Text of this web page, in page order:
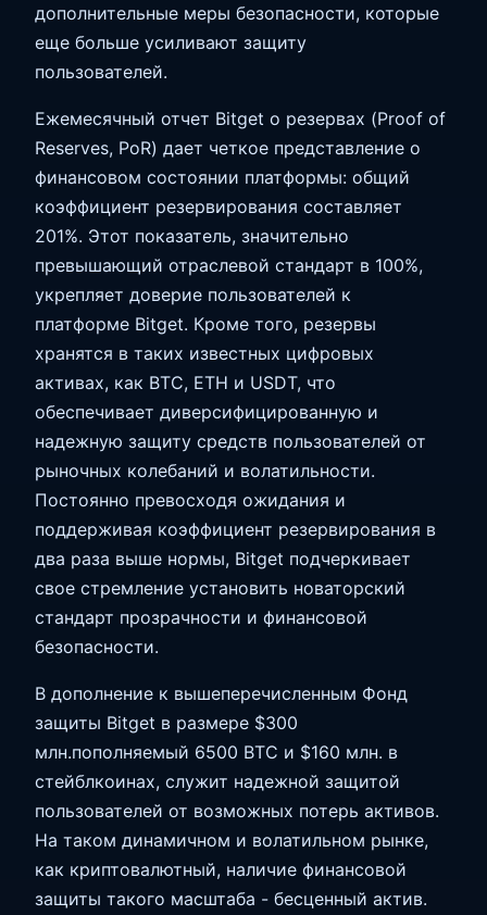
дополнительные меры безопасности, которые
еще больше усиливают защиту
пользователей.
Ежемесячный отчет Bitget о резервах (Proof of
Reserves, PoR) дает четкое представление о
финансовом состоянии платформы: общий
коэффициент резервирования составляет
201%. Этот показатель, значительно
превышающий отраслевой стандарт в 100%,
укрепляет доверие пользователей к
платформе Bitget. Кроме того, резервы
хранятся в таких известных цифровых
активах, как BTC, ETH и USDT, что
обеспечивает диверсифицированную и
надежную защиту средств пользователей от
рыночных колебаний и волатильности.
Постоянно превосходя ожидания и
поддерживая коэффициент резервирования в
два раза выше нормы, Bitget подчеркивает
свое стремление установить новаторский
стандарт прозрачности и финансовой
безопасности.
В дополнение к вышеперечисленным Фонд
защиты Bitget в размере $300
млн.пополняемый 6500 BTC и $160 млн. в
стейблкоинах, служит надежной защитой
пользователей от возможных потерь активов.
На таком динамичном и волатильном рынке,
как криптовалютный, наличие финансовой
защиты такого масштаба - бесценный актив.